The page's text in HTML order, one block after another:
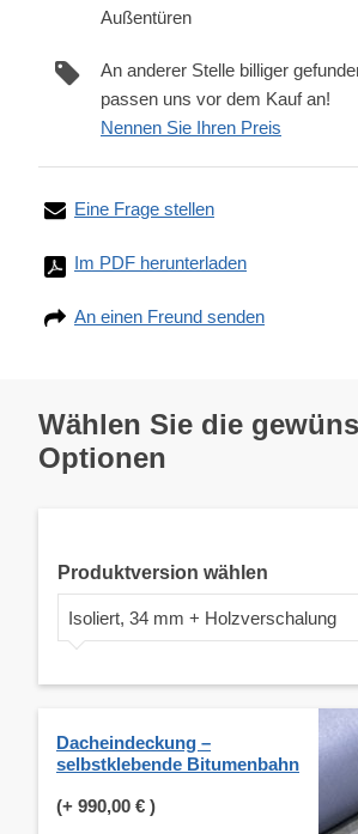
Außentüren
An anderer Stelle billiger
passen uns vor dem Kauf an!
Nennen Sie Ihren Preis
Eine Frage stellen
Im PDF herunterladen
An einen Freund senden
Wählen Sie die
Optionen
Produktversion wählen
Isoliert, 34 mm + Holzverschalung
Dacheindeckung –
selbstklebende Bitumenbahn
(+ 990,00 € )